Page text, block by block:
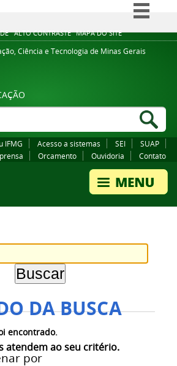
ALTO CONTRASTE MAPA DO SITE
Simplifique!
Comunica BR
Legislação
Ciência e Tecnologia de Minas Gerais
IFMG Acesso a sistemas SEI
SUAP
Orcamento Ouvidoria Contato
DA BUSCA
atendem ao seu critério.
por
encontrado.